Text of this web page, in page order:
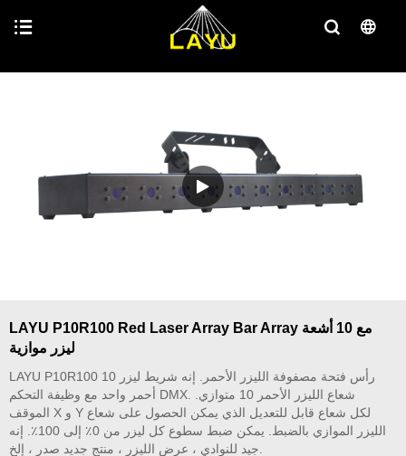
LAYU P10R100 Red Laser Array Bar Array مع 10 أشعة
ليزر موازية
LAYU P10R100 10 رأس فتحة مصفوفة الليزر الأحمر. إنه شريط ليزر
أحمر واحد مع وظيفة التحكم DMX. شعاع الليزر الأحمر 10 متوازي.
الموقف X و Y لكل شعاع قابل للتعديل الذي يمكن الحصول على شعاع
الليزر الموازي بالضبط. يمكن ضبط سطوع كل ليزر من 0٪ إلى 100٪. إنه